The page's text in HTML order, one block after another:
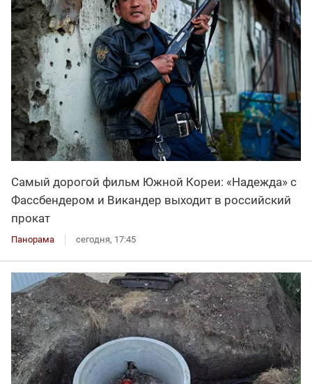
Самый дорогой фильм Южной Кореи: «Надежда» с
Фассбендером и Викандер выходит в российский
прокат
Панорама сегодня, 17:45